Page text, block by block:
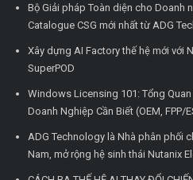
Bộ Giải pháp Toàn diện cho Doanh
Catalogue CSG mới nhất từ ADG
Xây dựng AI Factory thế hệ mới với
SuperPOD
Windows Licensing 101: Tổng
Doanh Nghiệp Cần Biết (OEM, FPP/
ADG Technology là Nhà phân phối
Nam, mở rộng hệ sinh thái Nutanix